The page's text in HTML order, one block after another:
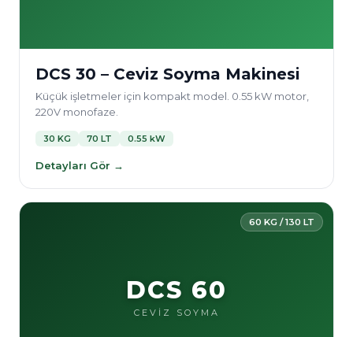
DCS 30 – Ceviz Soyma Makinesi
Küçük işletmeler için kompakt model. 0.55 kW motor,
220V monofaze.
30 KG 70 LT 0.55 kW
Detayları Gör →
60 KG / 130 LT
DCS 60
CEVİZ SOYMA